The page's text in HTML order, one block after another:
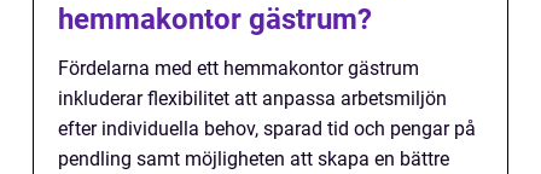
hemmakontor gästrum?
Fördelarna med ett hemmakontor gästrum
inkluderar flexibilitet att anpassa arbetsmiljön
efter individuella behov, sparad tid och pengar på
pendling samt möjligheten att skapa en bättre